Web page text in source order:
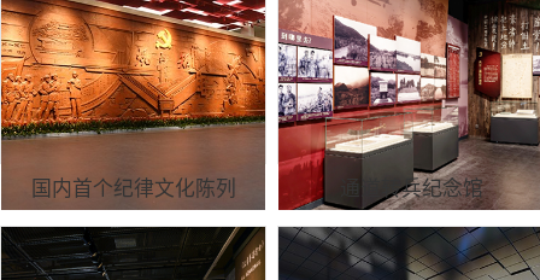
国内首个纪律文化陈列 通道转兵纪念馆